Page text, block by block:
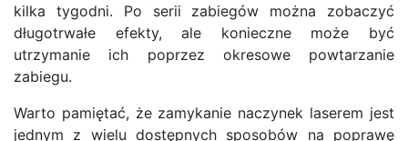
kilka tygodni. Po serii zabiegów można zobaczyć
długotrwałe efekty, ale konieczne może być
utrzymanie ich poprzez okresowe powtarzanie
zabiegu.
Warto pamiętać, że zamykanie naczynek laserem jest
jednym z wielu dostępnych sposobów na poprawę